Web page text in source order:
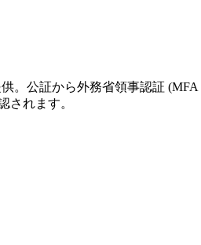
。公証から外務省領事認証
されます。